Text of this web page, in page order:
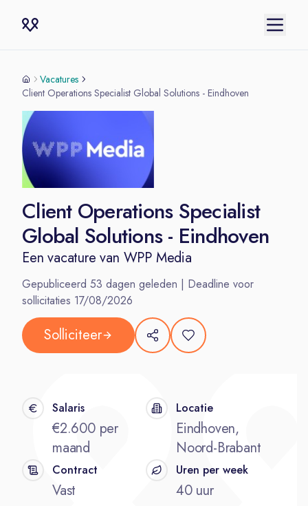
Vacatures
Client Operations Specialist Global Solutions - Eindhoven
Client Operations Specialist
Global Solutions - Eindhoven
Een vacature van WPP Media
Gepubliceerd 53 dagen geleden | Deadline voor
sollicitaties 17/08/2026
Solliciteer
Salaris
€2.600 per
maand
Locatie
Eindhoven,
Noord-Brabant
Contract
Vast
Uren per week
40 uur